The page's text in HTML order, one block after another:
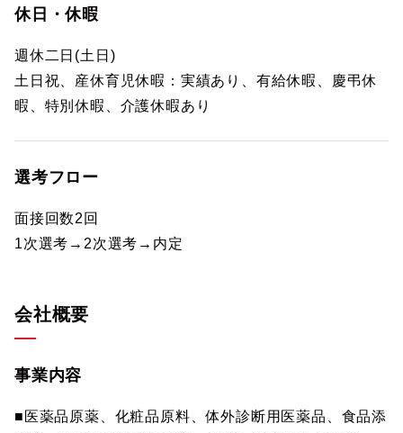
休日・休暇
週休二日(土日)
土日祝、産休育児休暇：実績あり、有給休暇、慶弔休
暇、特別休暇、介護休暇あり
選考フロー
面接回数2回
1次選考→2次選考→内定
会社概要
事業内容
■医薬品原薬、化粧品原料、体外診断用医薬品、食品添